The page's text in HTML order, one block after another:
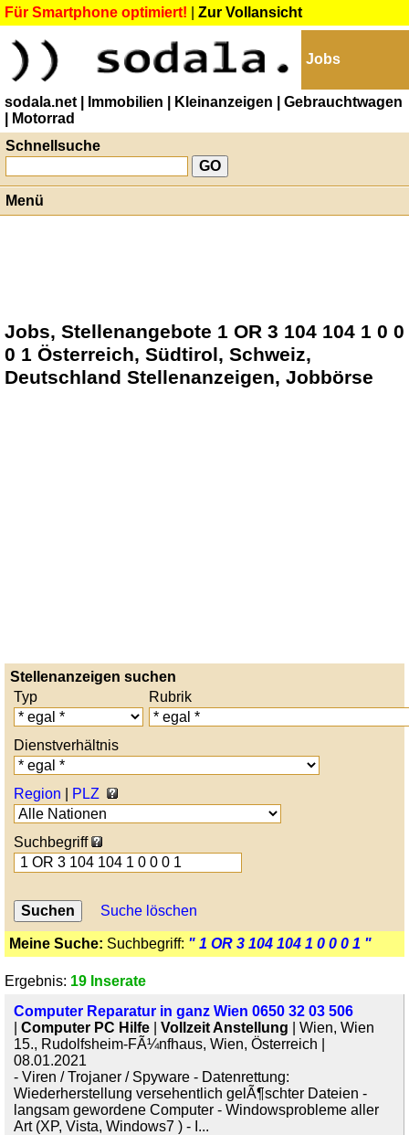
Für Smartphone optimiert! Zur Vollansicht
Jobs
sodala.net | Immobilien | Kleinanzeigen
| Gebrauchtwagen
| Motorrad
Schnellsuche
Menü
Jobs, Stellenangebote 1 OR 3 104 104 1 0 0
0 1 Österreich, Südtirol, Schweiz,
Deutschland Stellenanzeigen, Jobbörse
Stellenanzeigen suchen
Typ
Rubrik
Dienstverhältnis
Region PLZ
Suchbegriff
Suche löschen
Meine Suche: Suchbegriff: " 1 OR 3 104 104 1 0 0 0 1 "
Ergebnis: 19 Inserate
Computer Reparatur in ganz Wien 0650 32 03 506
Computer PC Hilfe Vollzeit Anstellung | Wien, Wien
15., Rudolfsheim-FÃ¼nfhaus, Wien, Österreich |
08.01.2021
- Viren / Trojaner / Spyware - Datenrettung:
Wiederherstellung versehentlich gelÃ¶schter Dateien -
langsam gewordene Computer - Windowsprobleme aller
Art (XP, Vista, Windows7 ) - I...